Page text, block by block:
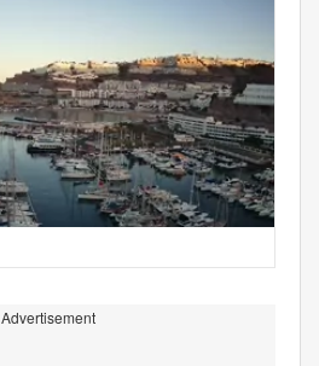
Advertisement